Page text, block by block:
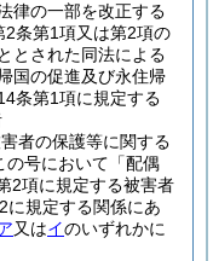
律の一部を改正する
2条第1項又は第2項の
とされた同法による
国の促進及び永住帰
条第1項に規定する
者の保護等に関する
の号において「配偶
2項に規定する被害者
に規定する関係にあ
又はイのいずれかに